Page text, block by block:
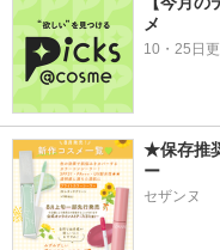
メ
10・25日
★保存推
ー
セザンヌ